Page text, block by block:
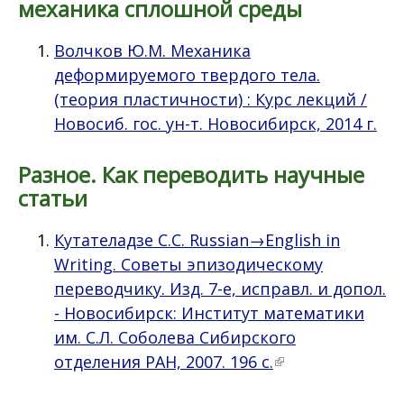
механика сплошной среды
Волчков Ю.М. Механика
деформируемого твердого тела.
(теория пластичности) : Курс лекций /
Новосиб. гос. ун-т. Новосибирск, 2014 г.
Разное. Как переводить научные
статьи
Кутателадзе С.С. Russian→English in
Writing. Советы эпизодическому
переводчику. Изд. 7-е, исправл. и допол.
- Новосибирск: Институт математики
им. С.Л. Соболева Сибирского
отделения РАН, 2007. 196 с.